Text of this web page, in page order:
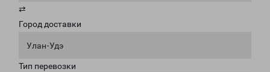
⇄
Город доставки
Улан-Удэ
Тип перевозки